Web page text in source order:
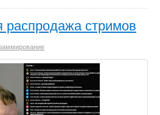
распродажа стримов